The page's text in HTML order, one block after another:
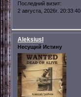
Последний визит:
2 августа, 2026г. 20:33:40
AleksiusI
Несущий Истину